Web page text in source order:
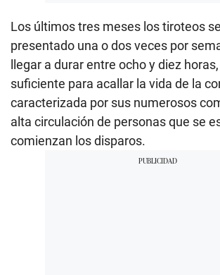
Los últimos tres meses los tiroteos
presentado una o dos veces por
llegar a durar entre ocho y diez
suficiente para acallar la vida de la
caracterizada por sus numerosos
alta circulación de personas que se
comienzan los disparos.